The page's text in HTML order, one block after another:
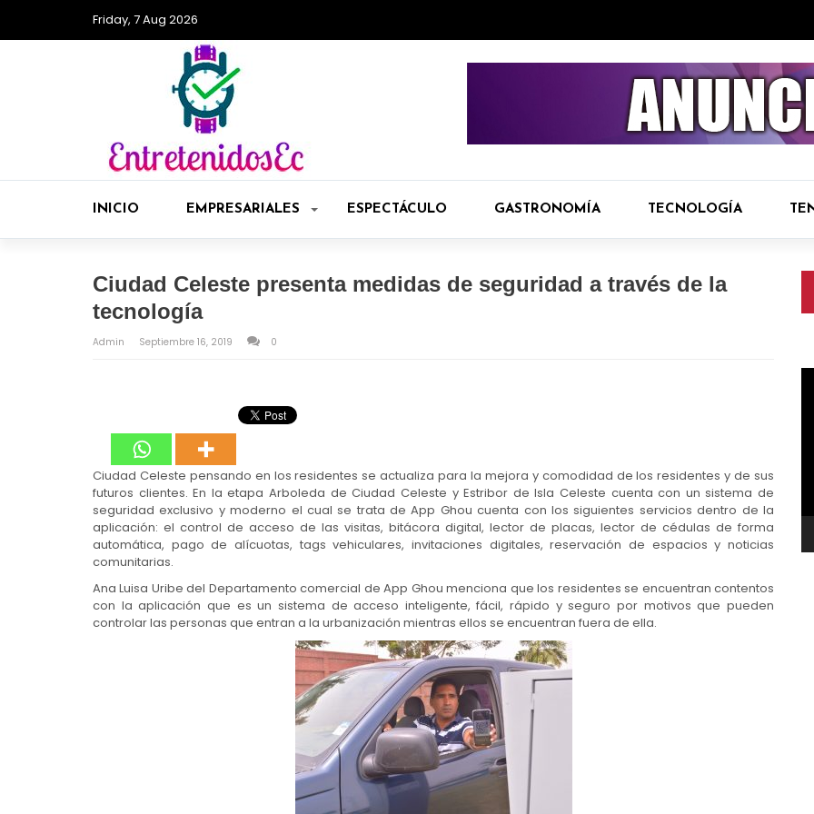
Friday, 7 Aug 2026
INICIO EMPRESARIALES ESPECTÁCULO GASTRONOMÍA TECNOLOGÍA
Ciudad Celeste presenta medidas de seguridad a través de la
tecnología
Admin Septiembre 16, 2019 0
Ciudad Celeste pensando en los residentes se actualiza para la mejora y comodidad de los residentes y de sus
futuros clientes. En la etapa Arboleda de Ciudad Celeste y Estribor de Isla Celeste cuenta con un sistema de
seguridad exclusivo y moderno el cual se trata de App Ghou cuenta con los siguientes servicios dentro de la
aplicación: el control de acceso de las visitas, bitácora digital, lector de placas, lector de cédulas de forma
automática, pago de alícuotas, tags vehiculares, invitaciones digitales, reservación de espacios y noticias
comunitarias.
Ana Luisa Uribe del Departamento comercial de App Ghou menciona que los residentes se encuentran contentos
con la aplicación que es un sistema de acceso inteligente, fácil, rápido y seguro por motivos que pueden
controlar las personas que entran a la urbanización mientras ellos se encuentran fuera de ella.